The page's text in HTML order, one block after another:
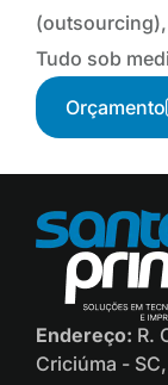
Tudo sob
Orçamento
Endereço: R.
Criciúma -